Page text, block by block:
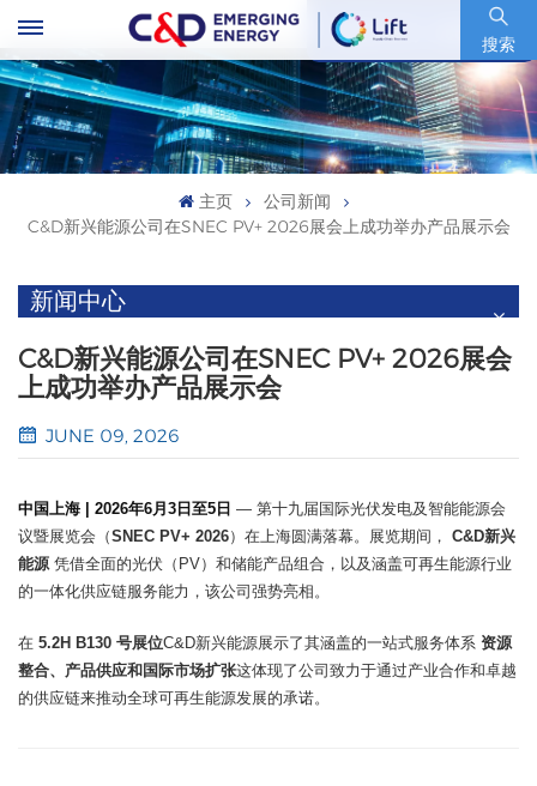
搜索
股票代码 : 600153.SH
主页
公司新闻
C&D新兴能源公司在SNEC PV+ 2026展会上成功举办产品展示会
新闻中心
C&D新兴能源公司在SNEC PV+ 2026展会
上成功举办产品展示会
JUNE 09, 2026
中国上海 | 2026年6月3日至5日 — 第十九届国际光伏发电及智能能源会
议暨展览会（SNEC PV+ 2026）在上海圆满落幕。展览期间， C&D新兴
能源凭借全面的光伏（PV）和储能产品组合，以及涵盖可再生能源行业
的一体化供应链服务能力，该公司强势亮相。
在 5.2H B130 号展位C&D新兴能源展示了其涵盖的一站式服务体系 资源
整合、产品供应和国际市场扩张这体现了公司致力于通过产业合作和卓越
的供应链来推动全球可再生能源发展的承诺。